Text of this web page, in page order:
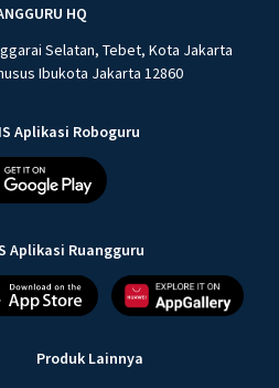
HQ
Selatan, Tebet, Kota Jakarta
Ibukota Jakarta 12860
Aplikasi Roboguru
Aplikasi Ruangguru
Produk Lainnya